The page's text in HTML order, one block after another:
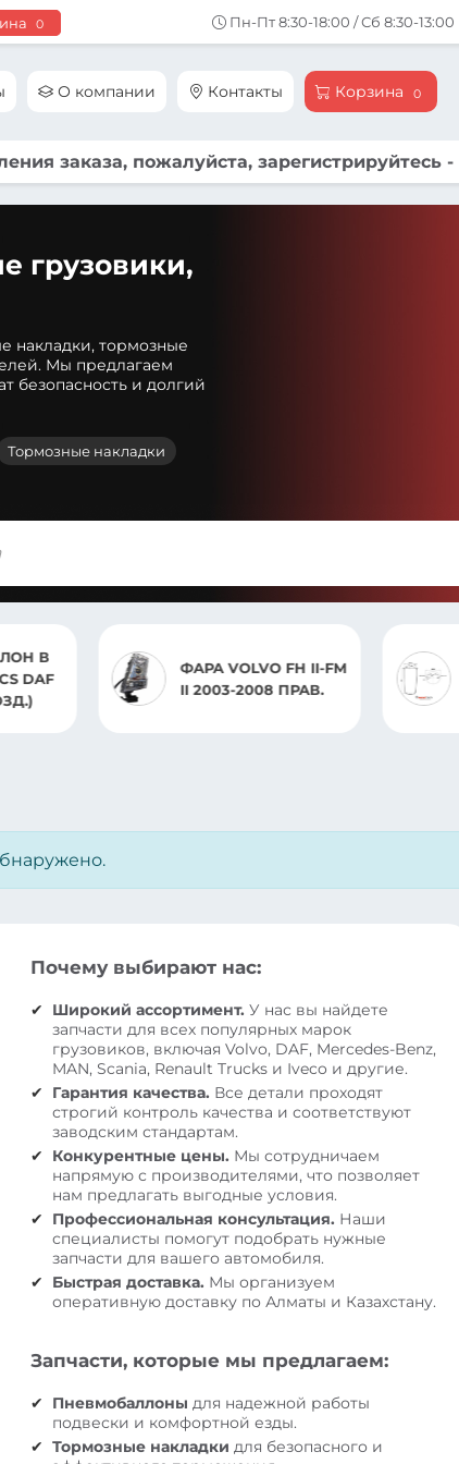
0 Пн-Пт 8:30-18:00 / Сб 8:30-13:00
О компании Контакты Корзина 0
заказа, пожалуйста, зарегистрируйтесь -
грузовики,
накладки, тормозные
Мы предлагаем
безопасность и долгий
Тормозные накладки
В
DAF
ФАРА VOLVO FH II-FM
II 2003-2008 ПРАВ.
Почему выбирают нас:
Широкий ассортимент. У нас вы найдете
запчасти для всех популярных марок
грузовиков, включая Volvo, DAF, Mercedes-Benz,
MAN, Scania, Renault Trucks и Iveco и другие.
Гарантия качества. Все детали проходят
строгий контроль качества и соответствуют
заводским стандартам.
Конкурентные цены. Мы сотрудничаем
напрямую с производителями, что позволяет
нам предлагать выгодные условия.
Профессиональная консультация. Наши
специалисты помогут подобрать нужные
запчасти для вашего автомобиля.
Быстрая доставка. Мы организуем
оперативную доставку по Алматы и Казахстану.
Запчасти, которые мы предлагаем:
Пневмобаллоны для надежной работы
подвески и комфортной езды.
Тормозные накладки для безопасного и